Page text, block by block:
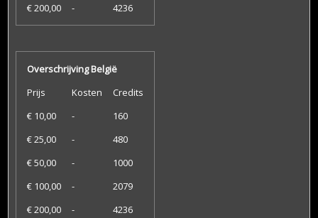
€ 200,00
- 4236
Overschrijving België
Prijs
Kosten
Credits
€ 10,00
-
160
€ 25,00
-
480
€ 50,00
-
1000
€ 100,00
-
2079
€ 200,00
- 4236